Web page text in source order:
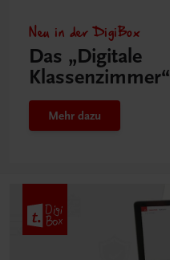
Neu in der DigiBox
Das „Digitale
Klassenzimmer“
Mehr dazu